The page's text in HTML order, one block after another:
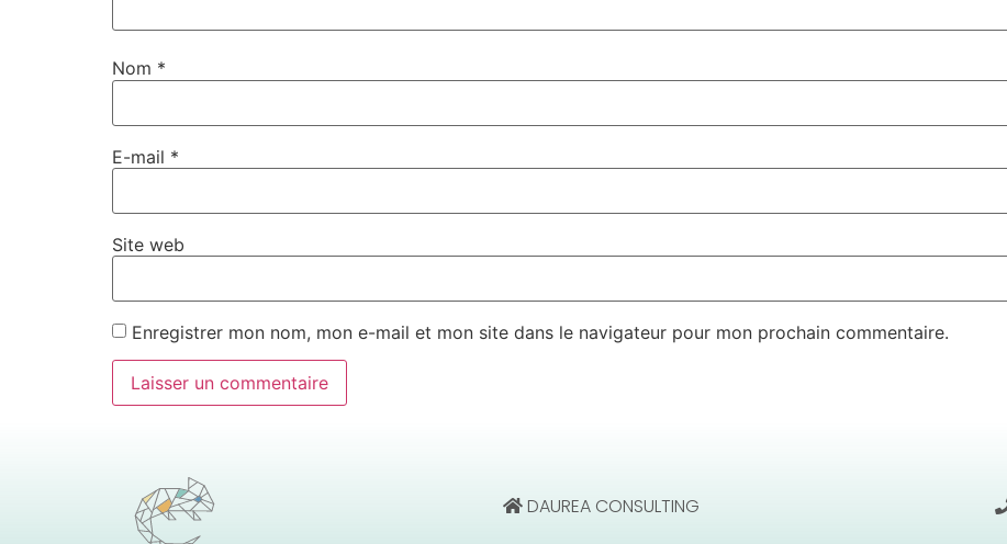
Nom *
E-mail *
Site web
Enregistrer mon nom, mon e-mail et mon site dans le navigateur pour mon prochain commentaire.
DAUREA CONSULTING